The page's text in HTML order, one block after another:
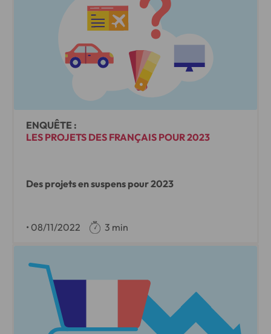
ENQUÊTE :
LES PROJETS DES FRANÇAIS POUR 2023
Des projets en suspens pour 2023
• 08/11/2022 3 min